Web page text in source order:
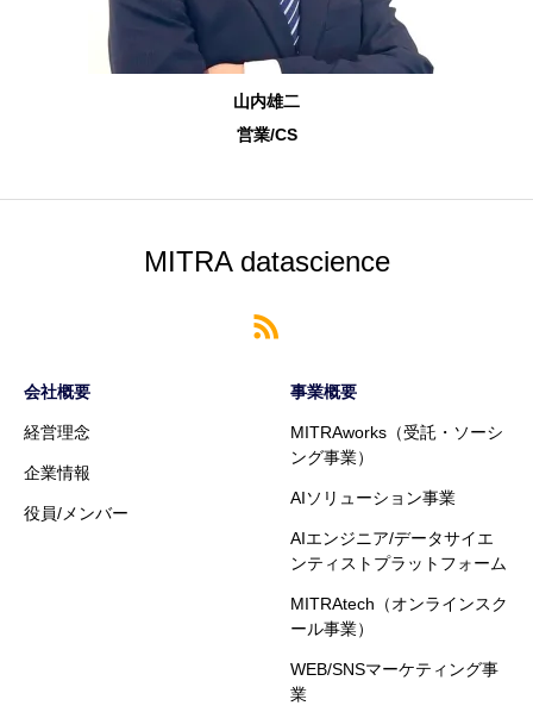
山内雄二
営業/CS
MITRA datascience
会社概要
経営理念
企業情報
役員/メンバー
事業概要
MITRAworks（受託・ソーシ
ング事業）
AIソリューション事業
AIエンジニア/データサイエ
ンティストプラットフォーム
MITRAtech（オンラインスク
ール事業）
WEB/SNSマーケティング事
業